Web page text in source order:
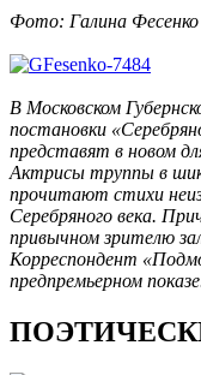
Фото: Галина Фесенко
В Московском
постановки
представят в новом
Актрисы труппы в
прочитают стихи
Серебряного века.
привычном зрителю
Корреспондент
предпремьерном